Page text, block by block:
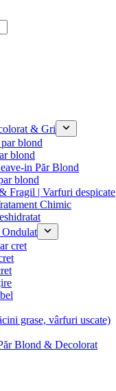
& Gri
blond
blond
in Păr Blond
blond
Fragil | Varfuri despicate
Chimic
cret
grase, vârfuri uscate)
Blond & Decolorat